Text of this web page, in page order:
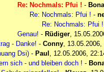
Re: Nochmals: Pfui ! -
Re: Nochmals: Pfui ! -
Re: Nochmals: Pfui
Genau! - Rüdiger
- Danke! - Conny 13.05.2006,
Dsi) - Paul
12.05.2006,
sich - und bleiben doch ! -